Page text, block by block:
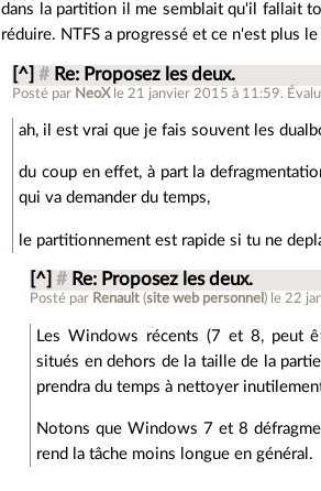
dans la partition il me semblait qu'il fallait
réduire. NTFS a progressé et ce n'est plus le
[^] # Re: Proposez les deux.
Posté par NeoX le 21 janvier 2015 à 11:59.
ah, il est vrai que je fais souvent les
du coup en effet, à part la
qui va demander du temps,
le partitionnement est rapide si tu ne
[^] # Re: Proposez les deux.
Posté par Renault (site web personnel ) le 22
Les Windows récents (7 et 8, peut
situés en dehors de la taille de la
prendra du temps à nettoyer
Notons que Windows 7 et 8
rend la tâche moins longue en général.